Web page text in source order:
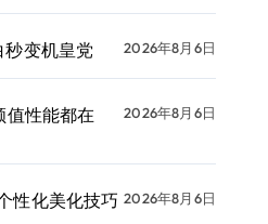
秒变机皇党 2026年8月6日
值性能都在
2026年8月6日
性化美化技巧 2026年8月6日